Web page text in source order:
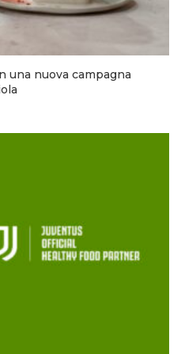
una nuova campagna